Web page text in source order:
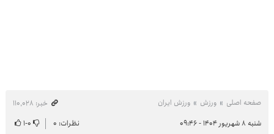
صفحه اصلی ورزش ورزش ایران
خبر: ۱۱۰٬۰۲۸
شنبه ۸ شهریور ۱۴۰۴ - ۰۹:۴۶
نظرات: ۰ ۰-۱